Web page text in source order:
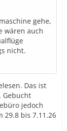
gehe,
wären auch
nicht.
Das ist
Gebucht
jedoch
bis 7.11.26